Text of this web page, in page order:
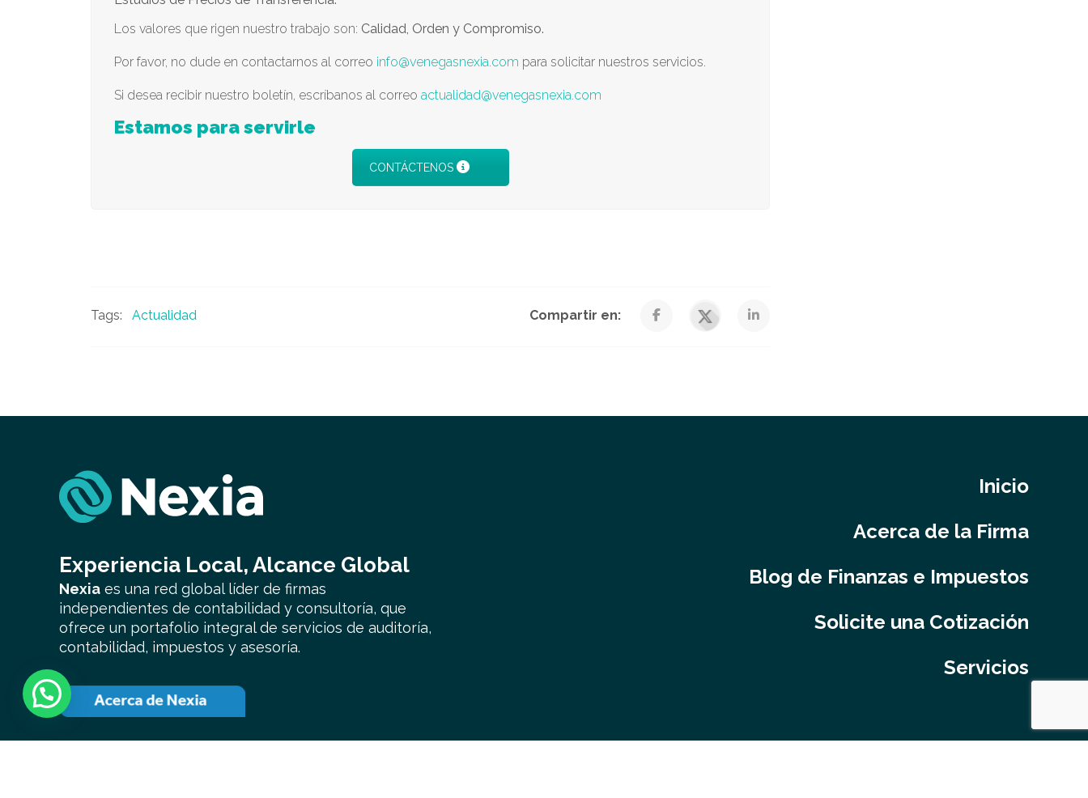
Los valores que rigen nuestro trabajo son: Calidad, Orden y Compromiso.
Por favor, no dude en contactarnos al correo info@venegasnexia.com para solicitar nuestros servicios.
Si desea recibir nuestro boletín, escríbanos al correo actualidad@venegasnexia.com
Estamos para servirle
CONTÁCTENOS
Tags: Actualidad Compartir en:
Experiencia Local, Alcance Global
Nexia es una red global líder de firmas
independientes de contabilidad y consultoría, que
ofrece un portafolio integral de servicios de auditoría,
contabilidad, impuestos y asesoría.
Inicio
Acerca de la Firma
Blog de Finanzas e Impuestos
Solicite una Cotización
Servicios